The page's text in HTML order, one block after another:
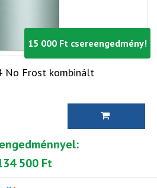
15 000 Ft csereengedmény!
No Frost kombinált
500 Ft